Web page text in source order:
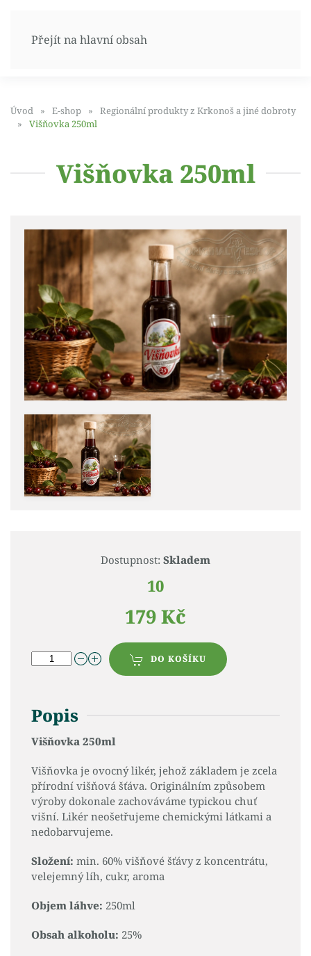
Přejít na hlavní obsah
Úvod E-shop
Regionální produkty z Krkonoš a jiné dobroty
Višňovka 250ml
Višňovka 250ml
Dostupnost: Skladem
10
179 Kč
DO KOŠÍKU
Popis
Višňovka 250ml
Višňovka je ovocný likér, jehož základem je zcela
přírodní višňová šťáva. Originálním způsobem
výroby dokonale zachováváme typickou chuť
višní. Likér neošetřujeme chemickými látkami a
nedobarvujeme.
Složení: min. 60% višňové šťávy z koncentrátu,
velejemný líh, cukr, aroma
Objem láhve: 250ml
Obsah alkoholu: 25%